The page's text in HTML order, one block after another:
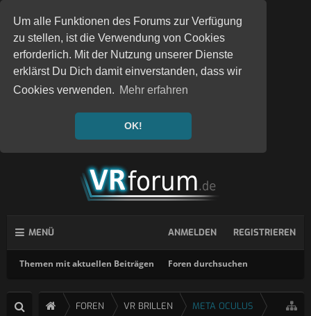
Um alle Funktionen des Forums zur Verfügung
zu stellen, ist die Verwendung von Cookies
erforderlich. Mit der Nutzung unserer Dienste
erklärst Du Dich damit einverstanden, dass wir
Cookies verwenden. Mehr erfahren
OK!
MENÜ
Themen mit aktuellen Beiträgen Foren durchsuchen
ANMELDEN REGISTRIEREN
FOREN VR BRILLEN META OCULUS